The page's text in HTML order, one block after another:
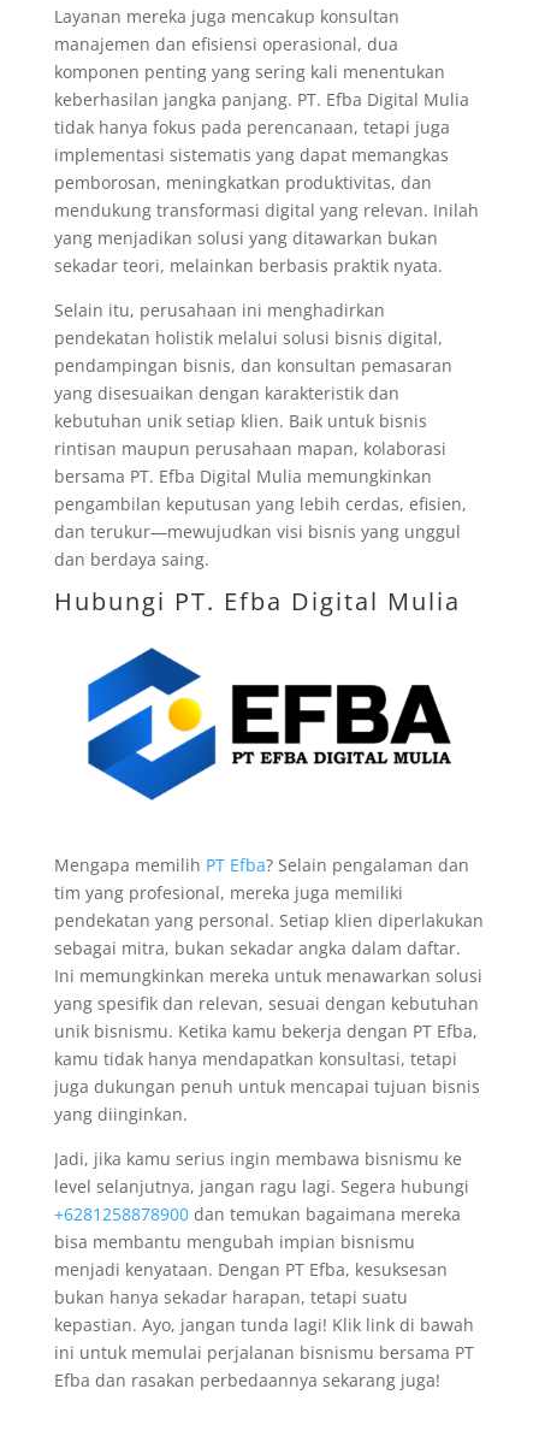
Layanan mereka juga mencakup konsultan
manajemen dan efisiensi operasional, dua
komponen penting yang sering kali menentukan
keberhasilan jangka panjang. PT. Efba Digital Mulia
tidak hanya fokus pada perencanaan, tetapi juga
implementasi sistematis yang dapat memangkas
pemborosan, meningkatkan produktivitas, dan
mendukung transformasi digital yang relevan. Inilah
yang menjadikan solusi yang ditawarkan bukan
sekadar teori, melainkan berbasis praktik nyata.
Selain itu, perusahaan ini menghadirkan
pendekatan holistik melalui solusi bisnis digital,
pendampingan bisnis, dan konsultan pemasaran
yang disesuaikan dengan karakteristik dan
kebutuhan unik setiap klien. Baik untuk bisnis
rintisan maupun perusahaan mapan, kolaborasi
bersama PT. Efba Digital Mulia memungkinkan
pengambilan keputusan yang lebih cerdas, efisien,
dan terukur—mewujudkan visi bisnis yang unggul
dan berdaya saing.
Hubungi PT. Efba Digital Mulia
Mengapa memilih PT Efba? Selain pengalaman dan
tim yang profesional, mereka juga memiliki
pendekatan yang personal. Setiap klien diperlakukan
sebagai mitra, bukan sekadar angka dalam daftar.
Ini memungkinkan mereka untuk menawarkan solusi
yang spesifik dan relevan, sesuai dengan kebutuhan
unik bisnismu. Ketika kamu bekerja dengan PT Efba,
kamu tidak hanya mendapatkan konsultasi, tetapi
juga dukungan penuh untuk mencapai tujuan bisnis
yang diinginkan.
Jadi, jika kamu serius ingin membawa bisnismu ke
level selanjutnya, jangan ragu lagi. Segera hubungi
+6281258878900dan temukan bagaimana mereka
bisa membantu mengubah impian bisnismu
menjadi kenyataan. Dengan PT Efba, kesuksesan
bukan hanya sekadar harapan, tetapi suatu
kepastian. Ayo, jangan tunda lagi! Klik link di bawah
ini untuk memulai perjalanan bisnismu bersama PT
Efba dan rasakan perbedaannya sekarang juga!